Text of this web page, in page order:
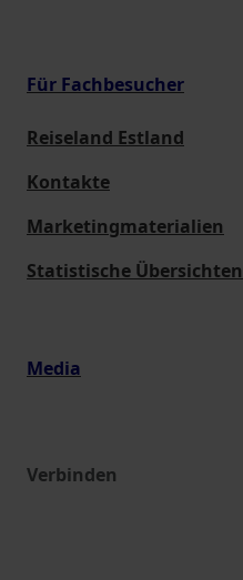
Für Fachbesucher
Reiseland Estland
Kontakte
Marketingmaterialien
Statistische Übersichten
Media
Verbinden